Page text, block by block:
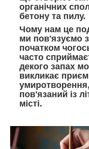
органічних
бетону та пилу.
Чому нам це
ми пов'язуємо
початком
часто
декого запах
викликає
пов'язаний із
місті.